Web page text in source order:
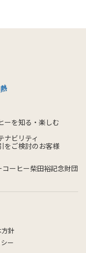
ーを知る・楽しむ
ナビリティ
をご検討のお客様
ーヒー柴田裕記念財団
針
ー